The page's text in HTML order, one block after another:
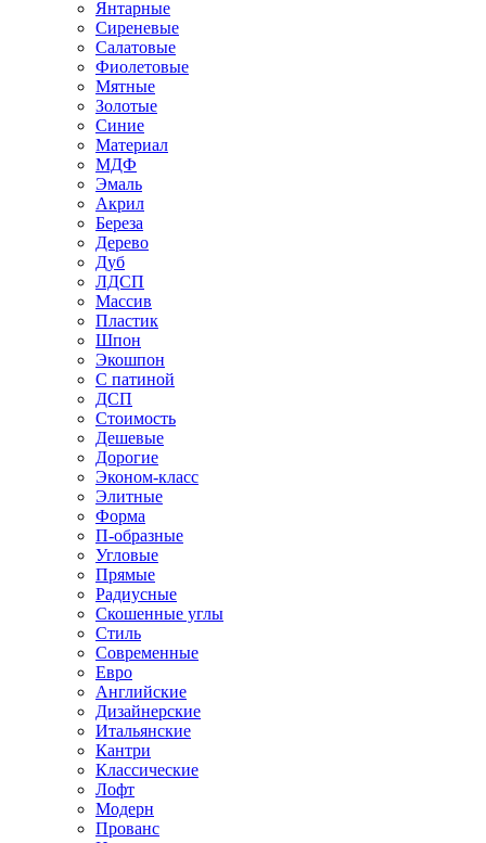
Янтарные
Сиреневые
Салатовые
Фиолетовые
Мятные
Золотые
Синие
Материал
МДФ
Эмаль
Акрил
Береза
Дерево
Дуб
ЛДСП
Массив
Пластик
Шпон
Экошпон
С патиной
ДСП
Стоимость
Дешевые
Дорогие
Эконом-класс
Элитные
Форма
П-образные
Угловые
Прямые
Радиусные
Скошенные углы
Стиль
Современные
Евро
Английские
Дизайнерские
Итальянские
Кантри
Классические
Лофт
Модерн
Прованс